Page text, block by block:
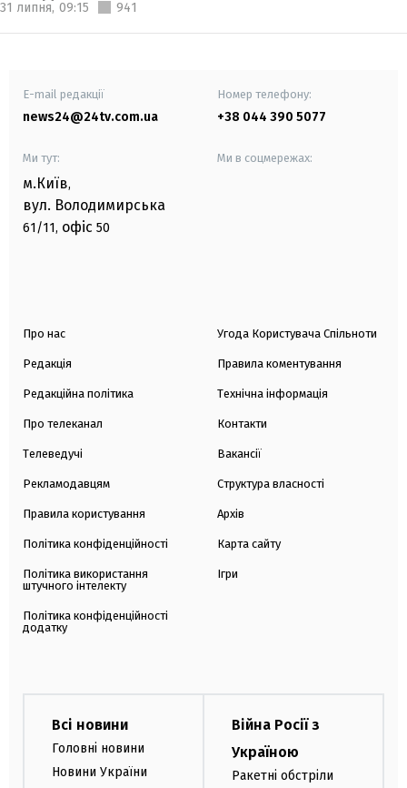
31 липня, 09:15 941
E-mail редакції
news24@24tv.com.ua
Номер телефону:
+38 044 390 5077
Ми тут:
м.Київ,
вул. Володимирська
61/11, офіс 50
Ми в соцмережах:
Про нас
Редакція
Редакційна політика
Про телеканал
Телеведучі
Рекламодавцям
Правила користування
Політика конфіденційності
Політика використання
штучного інтелекту
Політика конфіденційності
додатку
Угода Користувача Спільноти
Правила коментування
Технічна інформація
Контакти
Вакансії
Структура власності
Архів
Карта сайту
Ігри
Всі новини
Головні новини
Новини України
Війна Росії з
Україною
Ракетні обстріли